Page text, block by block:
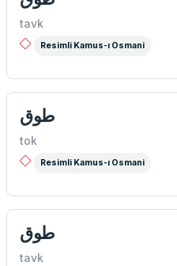
tavk
Resimli Kamus-ı Osmani
طوق
tok
Resimli Kamus-ı Osmani
طوق
tavk